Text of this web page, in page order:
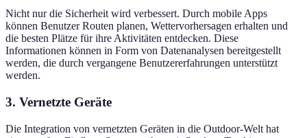
Nicht nur die Sicherheit wird verbessert. Durch mobile Apps
können Benutzer Routen planen, Wettervorhersagen erhalten und
die besten Plätze für ihre Aktivitäten entdecken. Diese
Informationen können in Form von Datenanalysen bereitgestellt
werden, die durch vergangene Benutzererfahrungen unterstützt
werden.
3. Vernetzte Geräte
Die Integration von vernetzten Geräten in die Outdoor-Welt hat